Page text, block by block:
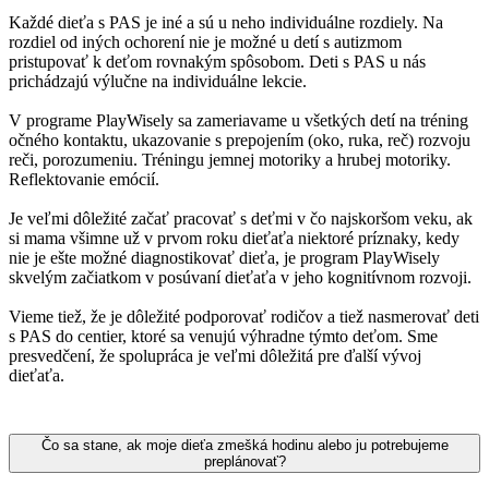
Každé dieťa s PAS je iné a sú u neho individuálne rozdiely. Na
rozdiel od iných ochorení nie je možné u detí s autizmom
pristupovať k deťom rovnakým spôsobom. Deti s PAS u nás
prichádzajú výlučne na individuálne lekcie.
V programe PlayWisely sa zameriavame u všetkých detí na tréning
očného kontaktu, ukazovanie s prepojením (oko, ruka, reč) rozvoju
reči, porozumeniu. Tréningu jemnej motoriky a hrubej motoriky.
Reflektovanie emócií.
Je veľmi dôležité začať pracovať s deťmi v čo najskoršom veku, ak
si mama všimne už v prvom roku dieťaťa niektoré príznaky, kedy
nie je ešte možné diagnostikovať dieťa, je program PlayWisely
skvelým začiatkom v posúvaní dieťaťa v jeho kognitívnom rozvoji.
Vieme tiež, že je dôležité podporovať rodičov a tiež nasmerovať deti
s PAS do centier, ktoré sa venujú výhradne týmto deťom. Sme
presvedčení, že spolupráca je veľmi dôležitá pre ďalší vývoj
dieťaťa.
Čo sa stane, ak moje dieťa zmešká hodinu alebo ju potrebujeme
preplánovať?